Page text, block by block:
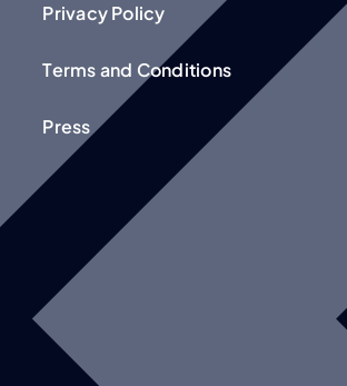
Privacy Policy
Terms and Conditions
Press